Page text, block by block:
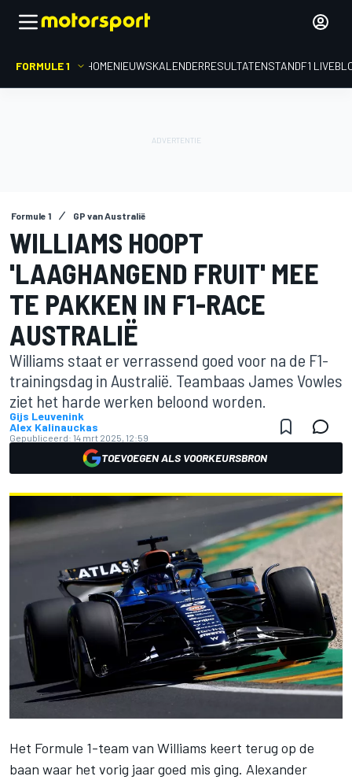
FORMULE 1 HOMENIEUWSKALENDERRESULTATENSTANDF1
Formule 1 GP van Australië
WILLIAMS HOOPT
'LAAGHANGEND FRUIT' MEE
TE PAKKEN IN F1-RACE
AUSTRALIË
Williams staat er verrassend goed voor na de F1-
trainingsdag in Australië. Teambaas James Vowles
ziet het harde werken beloond worden.
Gijs Leuvenink
Alex Kalinauckas
Gepubliceerd: 14 mrt 2025, 12:59
TOEVOEGEN ALS VOORKEURSBRON
Het Formule 1-team van Williams keert terug op de
baan waar het vorig jaar goed mis ging. Alexander